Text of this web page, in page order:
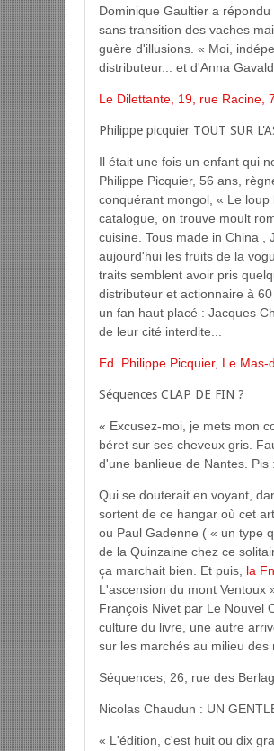
Dominique Gaultier a
sans transition des vaches
guère d'illusions. « Moi,
distributeur... et d'Anna
Le Dilettante, 19, rue Racine,
Philippe picquier TOUT SUR
Il était une fois un enfant qui
Philippe Picquier, 56 ans,
conquérant mongol, « Le
catalogue, on trouve moult
cuisine. Tous made in China ,
aujourd'hui les fruits de la
traits semblent avoir pris
distributeur et actionnaire à
un fan haut placé : Jacques
de leur cité interdite...
Ed. Philippe Picquier, Le
Séquences CLAP DE FIN ?
« Excusez-moi, je mets mon
béret sur ses cheveux gris.
d'une banlieue de Nantes. Pis
Qui se douterait en voyant,
sortent de ce hangar où cet
ou Paul Gadenne ( « un type
de la Quinzaine chez ce
ça marchait bien. Et puis, la
L'ascension du mont Ventoux
François Nivet par Le Nouvel
culture du livre, une autre
sur les marchés au milieu
Séquences, 26, rue des
Nicolas Chaudun : UN
« L'édition, c'est huit ou dix